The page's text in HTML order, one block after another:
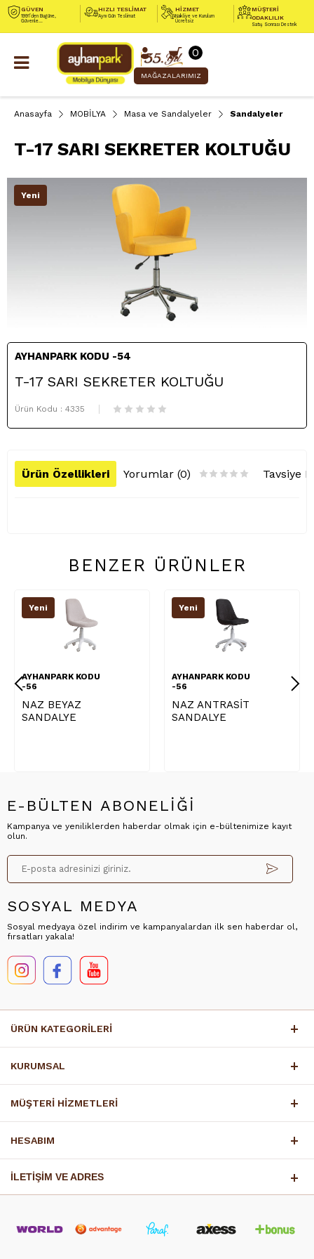
GÜVEN
1991’den Bugüne,
Güvenle...
HIZLI TESLİMAT
Aynı Gün Teslimat
HİZMET
Nakliye ve Kurulum
Ücretsiz
MÜŞTERİ
ODAKLILIK
Satış Sonrası Destek
0
MAĞAZALARIMIZ
Anasayfa MOBİLYA Masa ve Sandalyeler Sandalyeler
T-17 SARI SEKRETER KOLTUĞU
Yeni
AYHANPARK KODU -54
T-17 SARI SEKRETER KOLTUĞU
Ürün Kodu : 4335
Ürün Özellikleri Yorumlar (0) Tavsiye
BENZER ÜRÜNLER
Yeni
AYHANPARK KODU
-56
NAZ BEYAZ
SANDALYE
Yeni
AYHANPARK KODU
-56
NAZ ANTRASİT
SANDALYE
E-BÜLTEN ABONELİĞİ
Kampanya ve yeniliklerden haberdar olmak için e-bültenimize kayıt
olun.
SOSYAL MEDYA
Sosyal medyaya özel indirim ve kampanyalardan ilk sen haberdar ol,
fırsatları yakala!
ÜRÜN KATEGORİLERİ
KURUMSAL
MÜŞTERİ HİZMETLERİ
HESABIM
İLETİŞİM VE ADRES